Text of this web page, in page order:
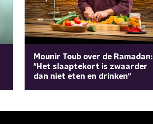
Mounir Toub over de Ramadan:
"Het slaaptekort is zwaarder
dan niet eten en drinken"